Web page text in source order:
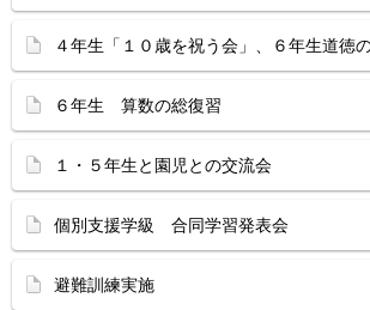
４年生「１０歳を祝う会」、６年生道徳
６年生 算数の総復習
１・５年生と園児との交流会
個別支援学級 合同学習発表会
避難訓練実施